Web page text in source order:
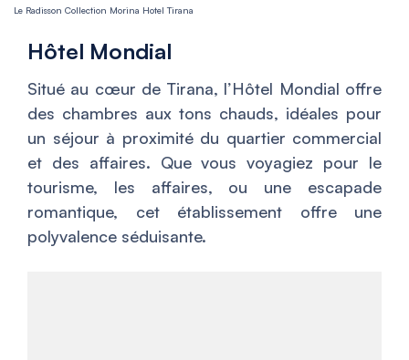
Le Radisson Collection Morina Hotel Tirana
Hôtel Mondial
Situé au cœur de Tirana, l’Hôtel Mondial offre
des chambres aux tons chauds, idéales pour
un séjour à proximité du quartier commercial
et des affaires. Que vous voyagiez pour le
tourisme, les affaires, ou une escapade
romantique, cet établissement offre une
polyvalence séduisante.